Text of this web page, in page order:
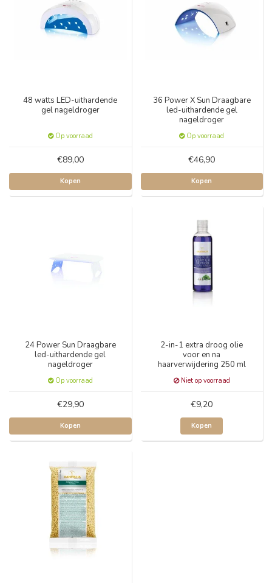
48 watts LED-uithardende
gel nageldroger
Op voorraad
€89,00
Kopen
36 Power X Sun Draagbare
led-uithardende gel
nageldroger
Op voorraad
€46,90
Kopen
24 Power Sun Draagbare
led-uithardende gel
nageldroger
Op voorraad
€29,90
Kopen
2-in-1 extra droog olie
voor en na
haarverwijdering 250 ml
Niet op voorraad
€9,20
Kopen